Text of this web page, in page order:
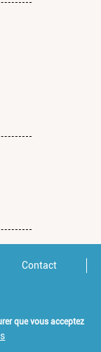
Contact
que vous acceptez